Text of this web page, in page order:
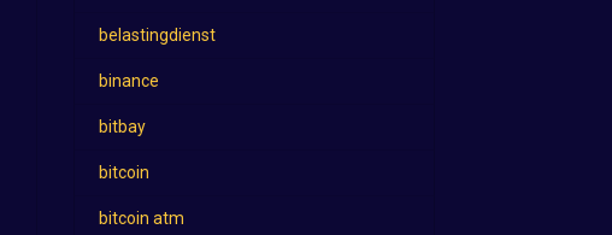
belastingdienst
binance
bitbay
bitcoin
bitcoin atm